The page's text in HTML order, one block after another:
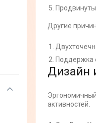
Другие
Поддержка
Дизайн
активностей.